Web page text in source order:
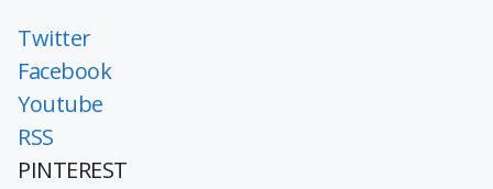
Twitter
Facebook
Youtube
RSS
PINTEREST